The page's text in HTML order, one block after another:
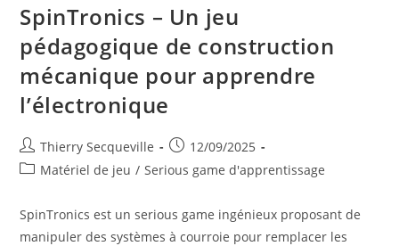
SpinTronics – Un jeu
pédagogique de construction
mécanique pour apprendre
l’électronique
Auteur/autrice
de
Thierry Secqueville
Publication
publiée :
12/09/2025
PostMatériel de jeu / Serious game d'apprentissage
SpinTronics est un serious game ingénieux proposant de
manipuler des systèmes à courroie pour remplacer les